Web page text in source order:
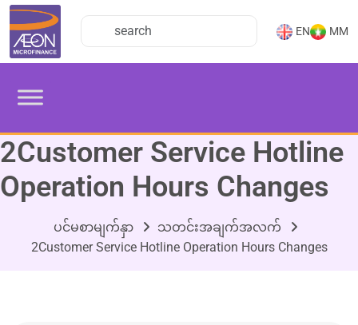
EN MM
2Customer Service Hotline
Operation Hours Changes
ပင်မစာမျက်နှာ
သတင်းအချက်အလက်
2Customer Service Hotline Operation Hours Changes